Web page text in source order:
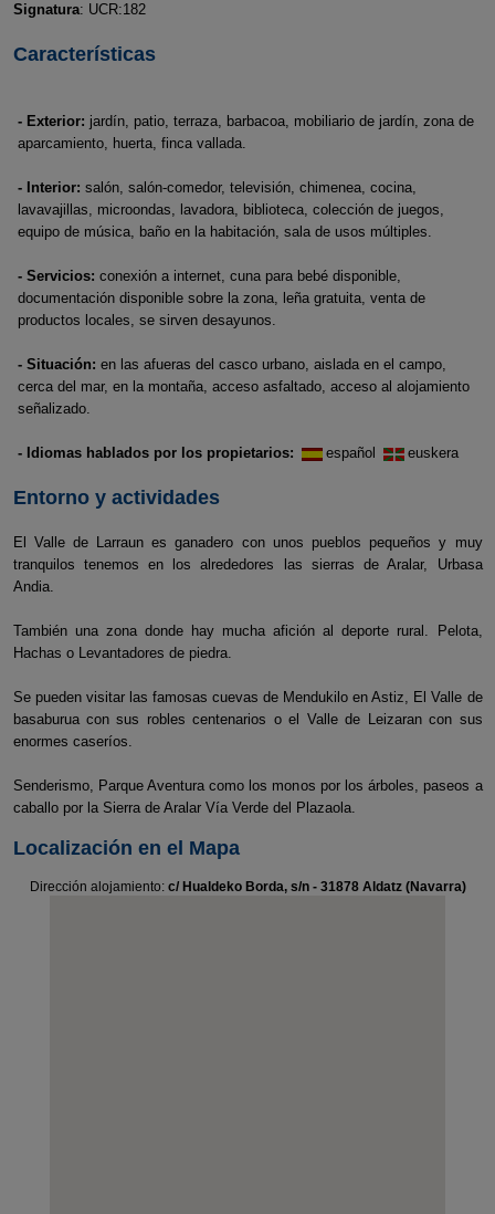
Signatura: UCR:182
Características
- Exterior: jardín, patio, terraza, barbacoa, mobiliario de jardín, zona de
aparcamiento, huerta, finca vallada.
- Interior: salón, salón-comedor, televisión, chimenea, cocina,
lavavajillas, microondas, lavadora, biblioteca, colección de juegos,
equipo de música, baño en la habitación, sala de usos múltiples.
- Servicios: conexión a internet, cuna para bebé disponible,
documentación disponible sobre la zona, leña gratuita, venta de
productos locales, se sirven desayunos.
- Situación: en las afueras del casco urbano, aislada en el campo,
cerca del mar, en la montaña, acceso asfaltado, acceso al alojamiento
señalizado.
- Idiomas hablados por los propietarios: español euskera
Entorno y actividades
El Valle de Larraun es ganadero con unos pueblos pequeños y muy
tranquilos tenemos en los alrededores las sierras de Aralar, Urbasa
Andia.
También una zona donde hay mucha afición al deporte rural. Pelota,
Hachas o Levantadores de piedra.
Se pueden visitar las famosas cuevas de Mendukilo en Astiz, El Valle de
basaburua con sus robles centenarios o el Valle de Leizaran con sus
enormes caseríos.
Senderismo, Parque Aventura como los monos por los árboles, paseos a
caballo por la Sierra de Aralar Vía Verde del Plazaola.
Localización en el Mapa
Dirección alojamiento: c/ Hualdeko Borda, s/n - 31878 Aldatz (Navarra)